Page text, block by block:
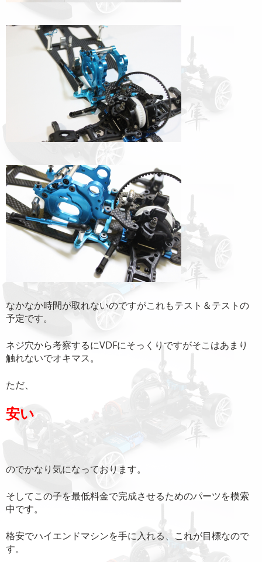
なかなか時間が取れないのですがこれもテスト＆テストの
予定です。
ネジ穴から考察するにVDFにそっくりですがそこはあまり
触れないでオキマス。
ただ、
安い
のでかなり気になっております。
そしてこの子を最低料金で完成させるためのパーツを模索
中です。
格安でハイエンドマシンを手に入れる、これが目標なので
す。